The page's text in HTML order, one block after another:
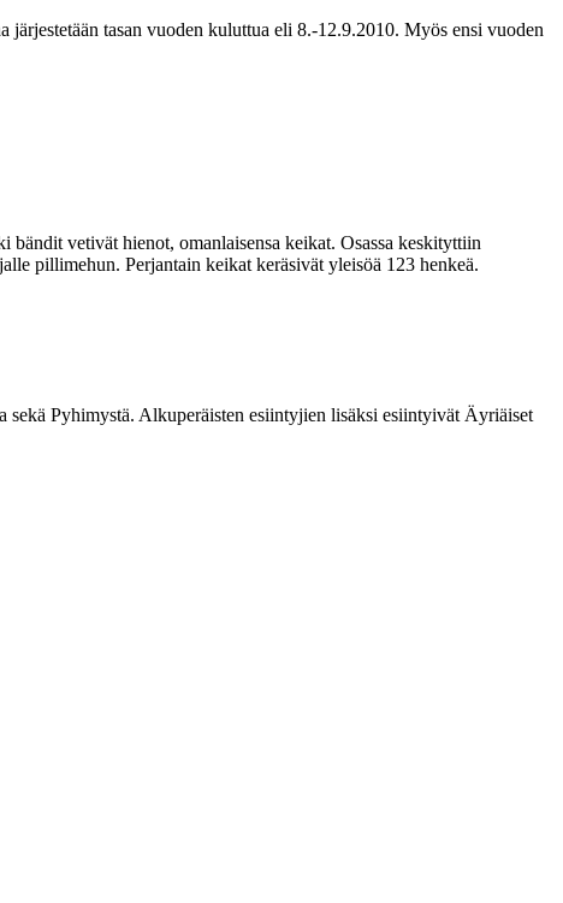
tasan vuoden kuluttua eli 8.-12.9.2010. Myös ensi vuoden
vetivät hienot, omanlaisensa keikat. Osassa keskityttiin
pillimehun. Perjantain keikat keräsivät yleisöä 123 henkeä.
Pyhimystä. Alkuperäisten esiintyjien lisäksi esiintyivät Äyriäiset